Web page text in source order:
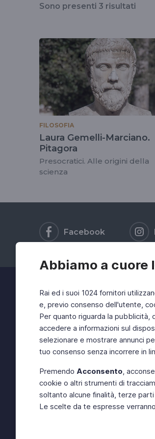
Abbiamo a cuore
Rai ed i suoi 1024 fornitori
e, previo consenso dell'utente,
Per quanto riguarda la
accedere a informazioni sul
selezionare e mostrare annunci
tuo consenso senza incorrere in
Premendo Acconsento,
cookie o altri strumenti di
soltanto alcune finalità, terze
Le scelte da te espresse
tag
marciano
Sono presenti 3 risultati
FILOSOFIA
Laura Gemelli-Marciano.
Pitagora
Presocratici. Alle origini della
scienza
Facebook